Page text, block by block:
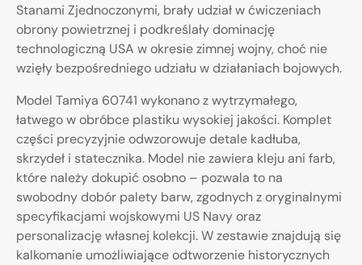
Stanami Zjednoczonymi, brały udział w ćwiczeniach
obrony powietrznej i podkreślały dominację
technologiczną USA w okresie zimnej wojny, choć nie
wzięły bezpośredniego udziału w działaniach bojowych.
Model Tamiya 60741 wykonano z wytrzymałego,
łatwego w obróbce plastiku wysokiej jakości. Komplet
części precyzyjnie odwzorowuje detale kadłuba,
skrzydeł i statecznika. Model nie zawiera kleju ani farb,
które należy dokupić osobno – pozwala to na
swobodny dobór palety barw, zgodnych z oryginalnymi
specyfikacjami wojskowymi US Navy oraz
personalizację własnej kolekcji. W zestawie znajdują się
kalkomanie umożliwiające odtworzenie historycznych